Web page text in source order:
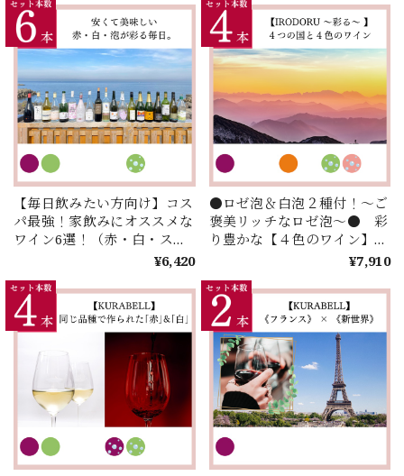
【毎日飲みたい方向け】コス
パ最強！家飲みにオススメな
ワイン6選！（赤・白・スパ
¥6,420
●ロゼ泡＆白泡２種付！～ご
褒美リッチなロゼ泡～● 彩
り豊かな【４色のワイン】を
世界中の【４つの国】からセ
レクト！お手頃価格で楽しむ
【IRODORU】４本セレクシ
ョン！
¥7,910